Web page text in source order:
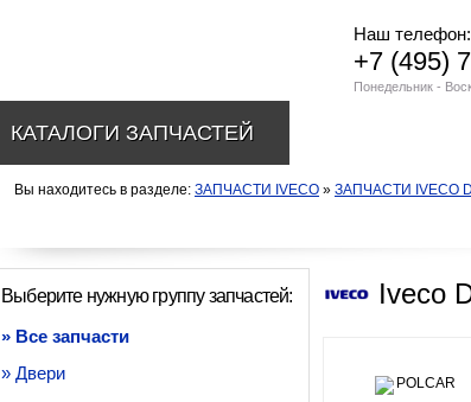
Вы находитесь в разделе: ЗАПЧАСТИ IVECO » ЗАПЧАСТИ IVECO
Iveco
Выберите нужную группу запчастей:
» Все запчасти
» Двери
Наш телефон:
+7 (495)
Понедельник -
КАТАЛОГИ ЗАПЧАСТЕЙ